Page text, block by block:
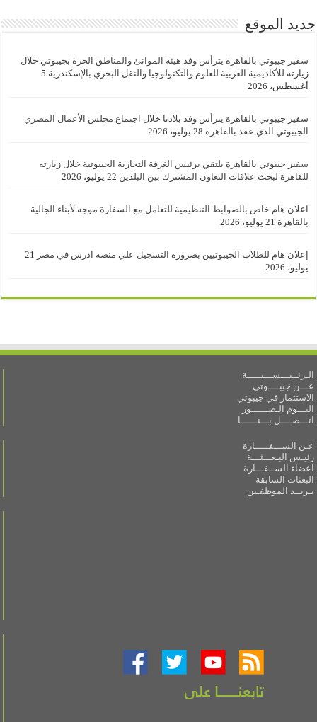
جديد الموقع
سفير جيبوتي بالقاهرة يترأس وفد هيئة الموانئ والمناطق الحرة بجيبوتي خلال
زيارته للأكاديمية العربية للعلوم والتكنولوجيا والنقل البحري بالإسكندرية 5
أغسطس، 2026
سفير جيبوتي بالقاهرة يترأس وفد بلادنا خلال اجتماع مجلس الأعمال المصري
الجيبوتي الذي عقد بالقاهرة 28 يوليو، 2026
سفير جيبوتي بالقاهرة يلتقي برئيس الغرفة التجارية الجيبوتية خلال زيارته
للقاهرة لبحث علاقات التعاون المشترك بين البلدين 22 يوليو، 2026
اعلان هام خاص بالضوابط التنظيمية للتعامل مع السفارة موجه لأبناء الجالية
بالقاهرة 21 يوليو، 2026
إعلان هام للطلاب الجيبوتيين بضرورة التسجيل علي منصة ادرس في مصر
21
يوليو، 2026
الـرئــيـــســـيـــــة
عـــن جيبــــوتي
الاستثمار في جيبوتي
البـــوم الـصــــــور
اتـــصــــل بـــنــــــا
عـن الســـفـــــارة
رئيـس البـعـــثـــة
اعضاء الســفـــارة
البعثات السابقة
بـريــد الموظفـين